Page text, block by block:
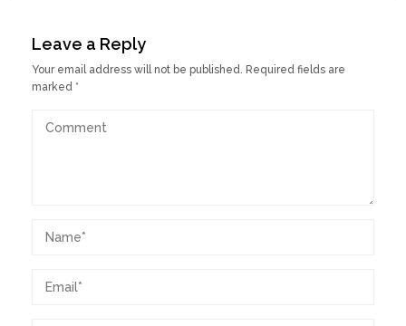
Leave a Reply
Your email address will not be published.
Required fields are
marked *